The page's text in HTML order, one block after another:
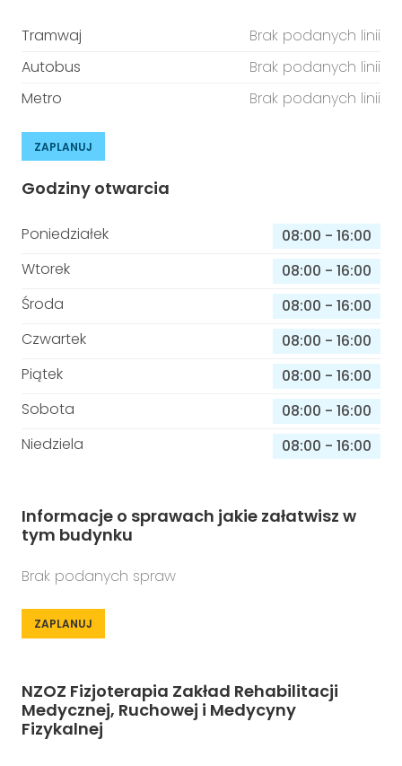
Tramwaj
Brak podanych linii
Autobus
Brak podanych linii
Metro
Brak podanych linii
ZAPLANUJ
Godziny otwarcia
Poniedziałek 08:00 - 16:00
Wtorek
08:00 - 16:00
Środa
08:00 - 16:00
Czwartek
08:00 - 16:00
Piątek
08:00 - 16:00
Sobota
08:00 - 16:00
Niedziela
08:00 - 16:00
Informacje o sprawach jakie załatwisz w
tym budynku
Brak podanych spraw
ZAPLANUJ
NZOZ Fizjoterapia Zakład Rehabilitacji
Medycznej, Ruchowej i Medycyny
Fizykalnej